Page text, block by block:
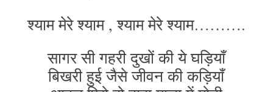
श्याम मेरे श्याम , श्याम मेरे श्याम……….
सागर सी गहरी दुखों की ये घड़ियाँ
बिखरी हुई जैसे जीवन की कड़ियाँ